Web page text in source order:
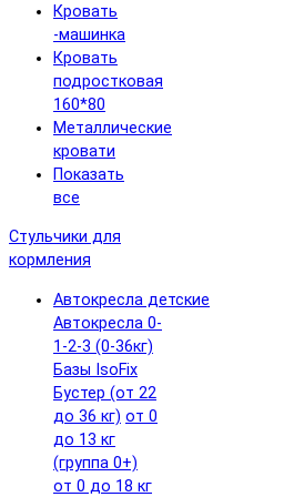
Кровать
-машинка
Кровать
подростковая
160*80
Металлические
кровати
Показать
все
Стульчики для
кормления
Автокресла детские
Автокресла 0-
1-2-3 (0-36кг)
Базы IsoFix
Бустер (от 22
до 36 кг) от 0
до 13 кг
(группа 0+)
от 0 до 18 кг